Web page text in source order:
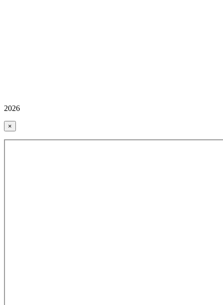
2026
×